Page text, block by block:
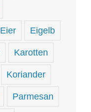
Eier Eigelb
Karotten
Koriander
Parmesan